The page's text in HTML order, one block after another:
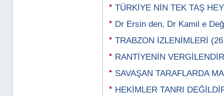
TÜRKİYE NİN TEK TAŞ
Dr Ersin den, Dr Kamil e
TRABZON İZLENİMLERİ
RANTİYENİN
SAVAŞAN TARAFLARDA
HEKİMLER TANRI